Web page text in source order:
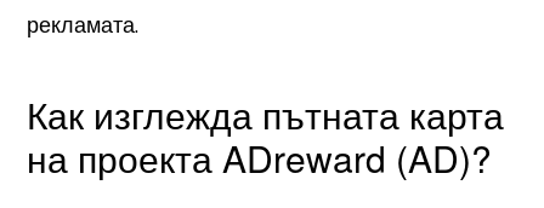
рекламата.
Как изглежда пътната карта
на проекта ADreward (AD)?